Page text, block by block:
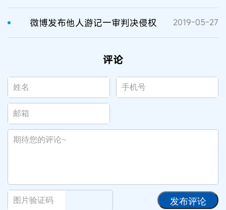
微博发布他人游记一审判决侵权 2019-05-27
评论
发布评论